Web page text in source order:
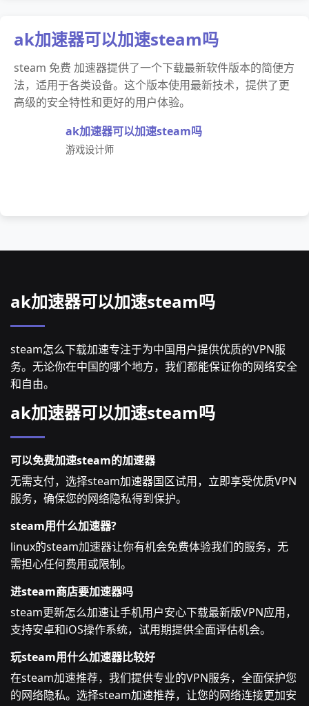
ak加速器可以加速steam吗
steam 免费 加速器提供了一个下载最新软件版本的简便方
法，适用于各类设备。这个版本使用最新技术，提供了更
高级的安全特性和更好的用户体验。
ak加速器可以加速steam吗
游戏设计师
ak加速器可以加速steam吗
steam怎么下载加速专注于为中国用户提供优质的VPN服
务。无论你在中国的哪个地方，我们都能保证你的网络安全
和自由。
ak加速器可以加速steam吗
可以免费加速steam的加速器
无需支付，选择steam加速器国区试用，立即享受优质VPN
服务，确保您的网络隐私得到保护。
steam用什么加速器?
linux的steam加速器让你有机会免费体验我们的服务，无
需担心任何费用或限制。
进steam商店要加速器吗
steam更新怎么加速让手机用户安心下载最新版VPN应用，
支持安卓和iOS操作系统，试用期提供全面评估机会。
玩steam用什么加速器比较好
在steam加速推荐，我们提供专业的VPN服务，全面保护您
的网络隐私。选择steam加速推荐，让您的网络连接更加安